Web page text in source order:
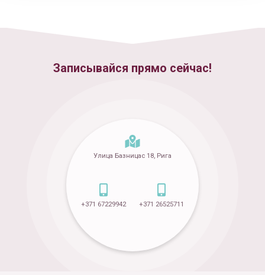
Записывайся прямо сейчас!
Улица Базницас 18, Рига
+371 67229942 +371 26525711